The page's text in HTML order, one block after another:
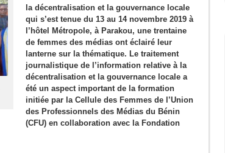
la décentralisation et la gouvernance locale
qui s’est tenue du 13 au 14 novembre 2019 à
l’hôtel Métropole, à Parakou, une trentaine
de femmes des médias ont éclairé leur
lanterne sur la thématique. Le traitement
journalistique de l’information relative à la
décentralisation et la gouvernance locale a
été un aspect important de la formation
initiée par la Cellule des Femmes de l’Union
des Professionnels des Médias du Bénin
(CFU) en collaboration avec la Fondation